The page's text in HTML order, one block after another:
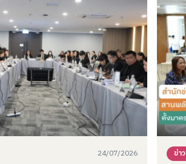
24/07/2026 ข่า